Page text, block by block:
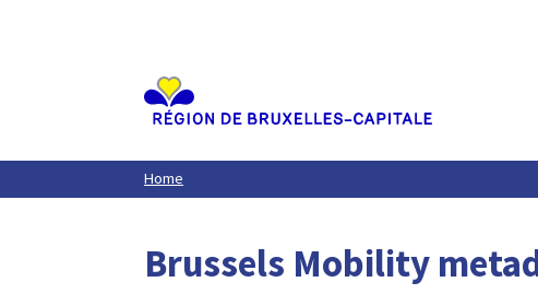
Home
Brussels Mobility